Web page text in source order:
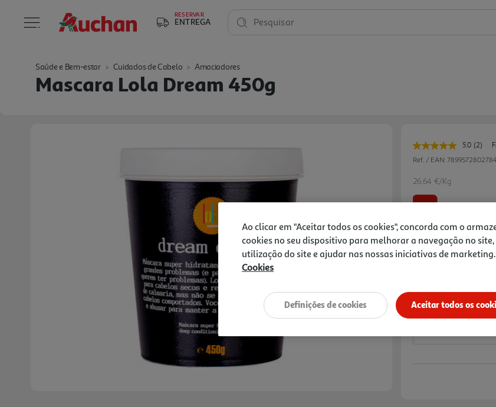
RESERVAR
ENTREGA Pesquisar
Saúde e Bem-estar Cuidados de Cabelo Amaciadores
Mascara Lola Dream 450g
5.0 Leu
2
(2)
Ref. / EAN: 7899572802784
26.64 €/Kg
-20%
Price reduced from
14,99 €to
11,99 €
Ao clicar em "Aceitar todos os cookies", concorda com o
cookies no seu dispositivo para melhorar a navegação no
utilização do site e ajudar nas nossas iniciativas de marketing.
Cookies
Aceitar todos os
Definições de cookies